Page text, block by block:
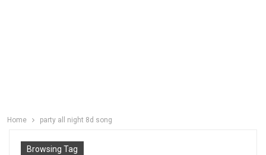
Home party all night 8d song
Browsing Tag